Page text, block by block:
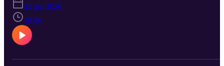
25 giu 2026
10:06